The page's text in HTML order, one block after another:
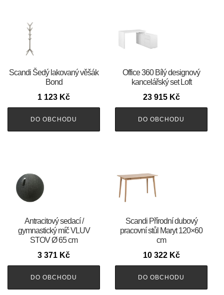
Scandi Šedý lakovaný věšák
Bond
1 123 Kč
DO OBCHODU
Office 360 Bílý designový
kancelářský set Loft
23 915 Kč
DO OBCHODU
Antracitový sedací /
gymnastický míč VLUV
STOV Ø 65 cm
3 371 Kč
DO OBCHODU
Scandi Přírodní dubový
pracovní stůl Maryt 120×60
cm
10 322 Kč
DO OBCHODU